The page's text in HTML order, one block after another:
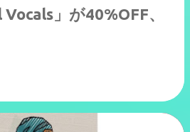
」が40%OFF、